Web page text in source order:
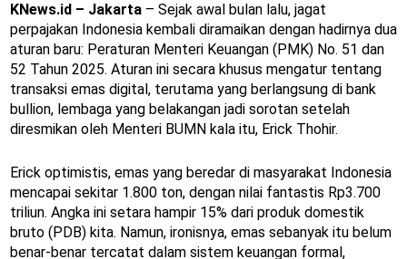
KNews.id – Jakarta – Sejak awal bulan lalu, jagat
perpajakan Indonesia kembali diramaikan dengan hadirnya dua
aturan baru: Peraturan Menteri Keuangan (PMK) No. 51 dan
52 Tahun 2025. Aturan ini secara khusus mengatur tentang
transaksi emas digital, terutama yang berlangsung di bank
bullion, lembaga yang belakangan jadi sorotan setelah
diresmikan oleh Menteri BUMN kala itu, Erick Thohir.
Erick optimistis, emas yang beredar di masyarakat Indonesia
mencapai sekitar 1.800 ton, dengan nilai fantastis Rp3.700
triliun. Angka ini setara hampir 15% dari produk domestik
bruto (PDB) kita. Namun, ironisnya, emas sebanyak itu belum
benar-benar tercatat dalam sistem keuangan formal,